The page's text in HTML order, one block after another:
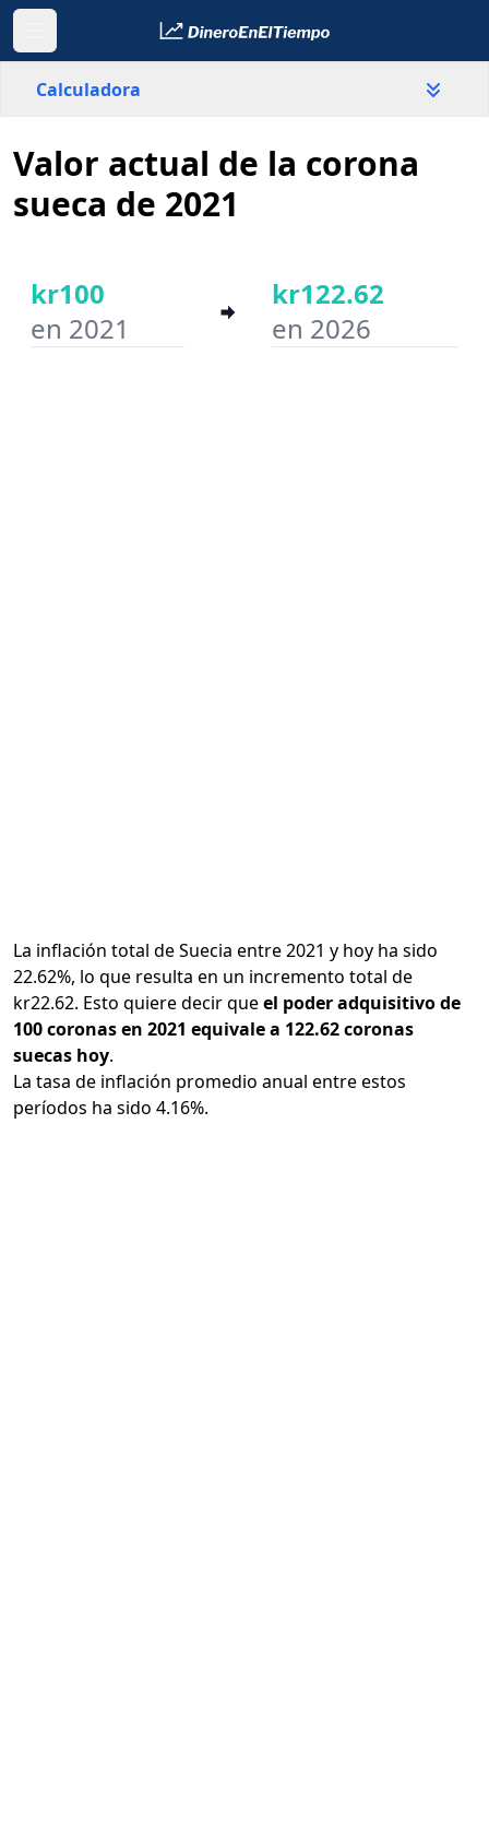
Calculadora
País
Año inicial
Valor actual de la corona
sueca de 2021
kr100
en 2021
kr122.62
en 2026
La inflación total de Suecia entre 2021 y hoy ha sido
22.62%, lo que resulta en un incremento total de
kr22.62. Esto quiere decir queel poder adquisitivo de
100 coronas en 2021 equivale a 122.62 coronas
suecas hoy.
La tasa de inflación promedio anual entre estos
períodos ha sido 4.16%.